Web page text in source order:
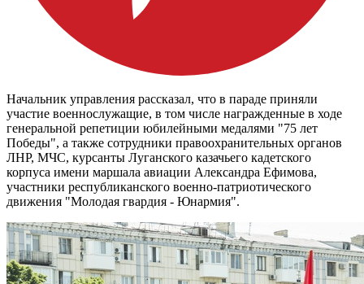
Начальник управления рассказал, что в параде приняли
участие военнослужащие, в том числе награжденные в ходе
генеральной репетиции юбилейными медалями "75 лет
Победы", а также сотрудники правоохранительных органов
ЛНР, МЧС, курсанты Луганского казачьего кадетского
корпуса имени маршала авиации Александра Ефимова,
участники республиканского военно-патриотического
движения "Молодая гвардия - Юнармия".